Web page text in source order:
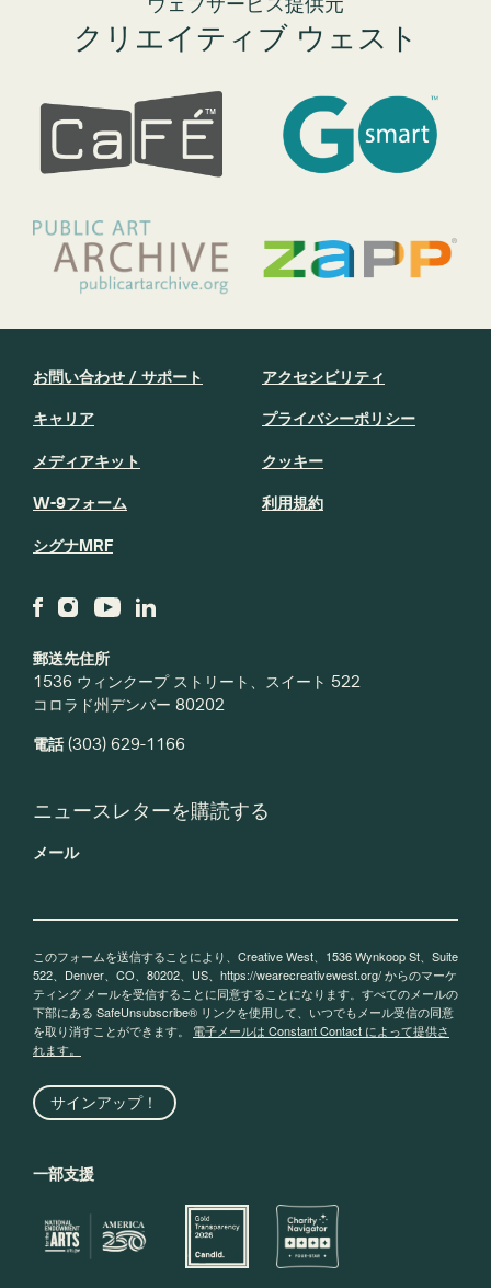
クリエイティブ ウェスト
郵送先住所
1536 ウィンクープ ストリート、スイート 522
コロラド州デンバー 80202
電話(303) 629-1166
お問い合わせ / サポート
キャリア
メディアキット
W-9フォーム
シグナMRF
アクセシビリティ
プライバシーポリシー
クッキー
利用規約
ニュースレターを購読する
メール
このフォームを送信することにより、Creative West、1536 Wynkoop St、Suite
522、Denver、CO、80202、US、https://wearecreativewest.org/ からのマーケ
ティング メールを受信することに同意することになります。すべてのメールの
下部にある SafeUnsubscribe® リンクを使用して、いつでもメール受信の同意
を取り消すことができます。 電子メールは Constant Contact によって提供さ
れます。
サインアップ！
一部支援